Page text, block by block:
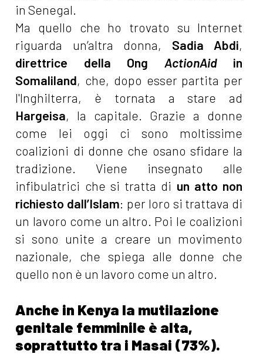
in Senegal.
Ma quello che ho trovato su Internet
riguarda un’altra donna, Sadia Abdi,
direttrice della Ong ActionAidin
Somaliland, che, dopo esser partita per
l'Inghilterra, è tornata a stare ad
Hargeisa, la capitale. Grazie a donne
come lei oggi ci sono moltissime
coalizioni di donne che osano sfidare la
tradizione. Viene insegnato alle
infibulatrici che si tratta di un atto non
richiesto dall’Islam: per loro si trattava di
un lavoro come un altro. Poi le coalizioni
si sono unite a creare un movimento
nazionale, che spiega alle donne che
quello non è un lavoro come un altro.
Anche in Kenya la mutilazione
genitale femminile è alta,
soprattutto tra i Masai (73%).